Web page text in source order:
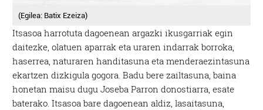
(Egilea: Batix Ezeiza)
Itsasoa harrotuta dagoenean argazki ikusgarriak egin
daitezke, olatuen aparrak eta uraren indarrak borroka,
haserrea, naturaren handitasuna eta menderaezintasuna
ekartzen dizkigula gogora. Badu bere zailtasuna, baina
honetan maisu dugu Joseba Parron donostiarra, esate
baterako. Itsasoa bare dagoenean aldiz, lasaitasuna,